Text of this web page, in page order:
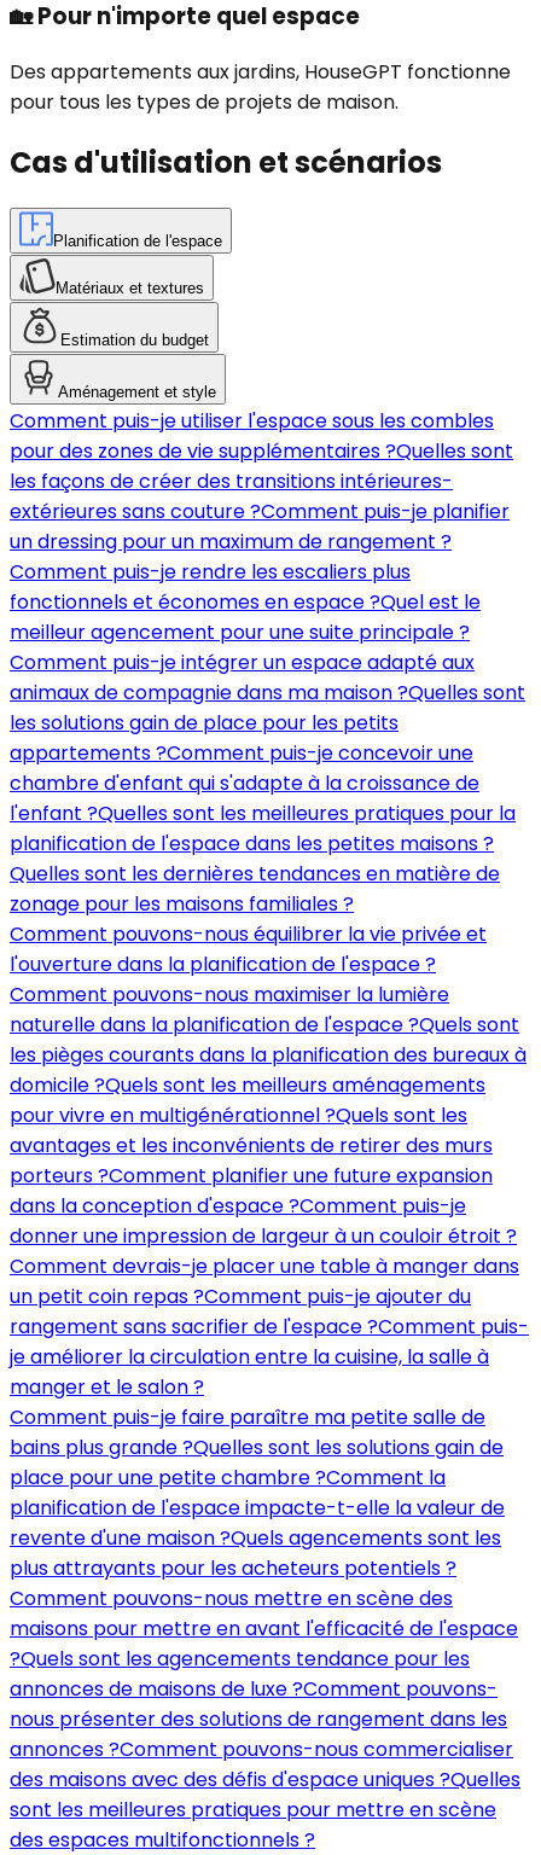
🏡Pour n'importe quel espace
Des appartements aux jardins, HouseGPT fonctionne
pour tous les types de projets de maison.
Cas d'utilisation et scénarios
Planification de l'espace
Matériaux et textures
Estimation du budget
Aménagement et style
Comment puis-je utiliser l'espace sous les combles
pour des zones de vie supplémentaires ?Quelles sont
les façons de créer des transitions intérieures-
extérieures sans couture ?Comment puis-je planifier
un dressing pour un maximum de rangement ?
Comment puis-je rendre les escaliers plus
fonctionnels et économes en espace ?Quel est le
meilleur agencement pour une suite principale ?
Comment puis-je intégrer un espace adapté aux
animaux de compagnie dans ma maison ?Quelles sont
les solutions gain de place pour les petits
appartements ?Comment puis-je concevoir une
chambre d'enfant qui s'adapte à la croissance de
l'enfant ?Quelles sont les meilleures pratiques pour la
planification de l'espace dans les petites maisons ?
Quelles sont les dernières tendances en matière de
zonage pour les maisons familiales ?
Comment pouvons-nous équilibrer la vie privée et
l'ouverture dans la planification de l'espace ?
Comment pouvons-nous maximiser la lumière
naturelle dans la planification de l'espace ?Quels sont
les pièges courants dans la planification des bureaux à
domicile ?Quels sont les meilleurs aménagements
pour vivre en multigénérationnel ?Quels sont les
avantages et les inconvénients de retirer des murs
porteurs ?Comment planifier une future expansion
dans la conception d'espace ?Comment puis-je
donner une impression de largeur à un couloir étroit ?
Comment devrais-je placer une table à manger dans
un petit coin repas ?Comment puis-je ajouter du
rangement sans sacrifier de l'espace ?Comment puis-
je améliorer la circulation entre la cuisine, la salle à
manger et le salon ?
Comment puis-je faire paraître ma petite salle de
bains plus grande ?Quelles sont les solutions gain de
place pour une petite chambre ?Comment la
planification de l'espace impacte-t-elle la valeur de
revente d'une maison ?Quels agencements sont les
plus attrayants pour les acheteurs potentiels ?
Comment pouvons-nous mettre en scène des
maisons pour mettre en avant l'efficacité de l'espace
?Quels sont les agencements tendance pour les
annonces de maisons de luxe ?Comment pouvons-
nous présenter des solutions de rangement dans les
annonces ?Comment pouvons-nous commercialiser
des maisons avec des défis d'espace uniques ?Quelles
sont les meilleures pratiques pour mettre en scène
des espaces multifonctionnels ?